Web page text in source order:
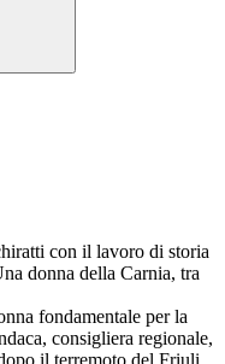
con il lavoro di storia
donna della Carnia, tra
fondamentale per la
consigliera regionale,